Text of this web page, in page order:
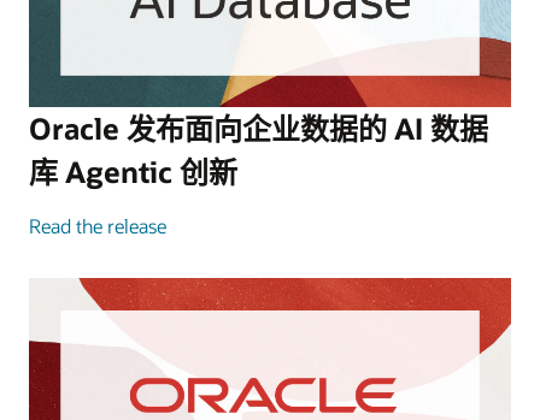
Oracle 发布面向企业数据的 AI 数据
库 Agentic 创新
Read the release